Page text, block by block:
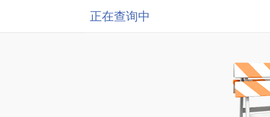
正在查询中